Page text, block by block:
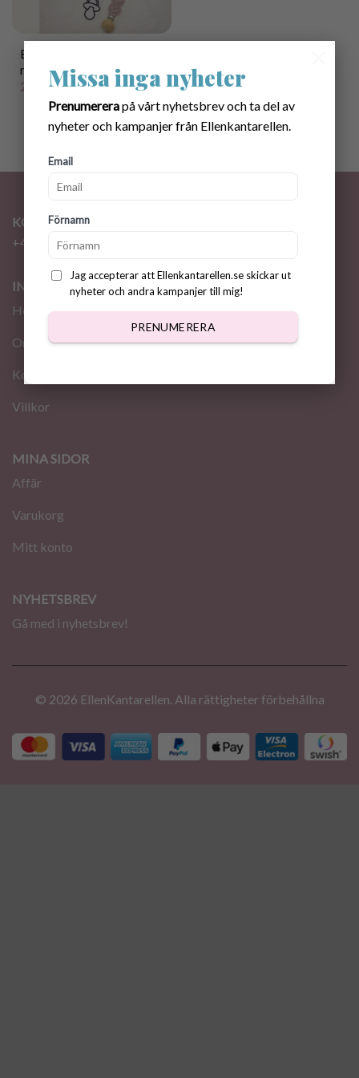
Missa inga nyheter
Prenumererapå vårt nyhetsbrev och ta del av
nyheter och kampanjer från Ellenkantarellen.
Email
Förnamn
Jag accepterar att Ellenkantarellen.se skickar ut
nyheter och andra kampanjer till mig!
PRENUMERERA
Etiketter till virkade
napphållare
25.00kr
KONTAKT
+46 72 310 46 48
INFORMATION
Hem
Om oss
Kontakt
Villkor
MINA SIDOR
Affär
Varukorg
Mitt konto
NYHETSBREV
Gå med i nyhetsbrev!
© 2026 EllenKantarellen. Alla rättigheter förbehållna